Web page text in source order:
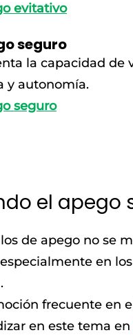
evitativo
seguro
la capacidad de
y autonomía.
seguro
el apego
de apego no se
en
frecuente en
en este tema en